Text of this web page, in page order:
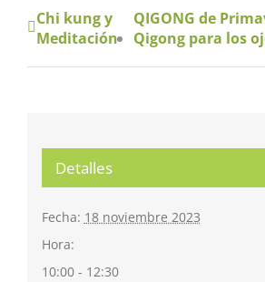
Chi kung y
Meditación
QIGONG de
Qigong para los
Detalles
Fecha: 18 noviembre 2023
Hora:
10:00 - 12:30